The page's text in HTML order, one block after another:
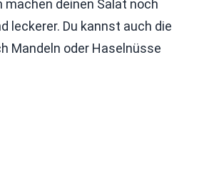
machen deinen Salat noch
leckerer. Du kannst auch die
Mandeln oder Haselnüsse